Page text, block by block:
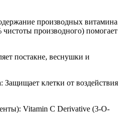
производных витамина
чистоты производного) помогает
постакне, веснушки и
клетки от воздействия
Vitamin C Derivative (3-O-